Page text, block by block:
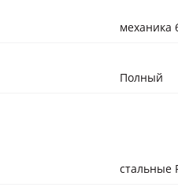
механика
Полный
стальные